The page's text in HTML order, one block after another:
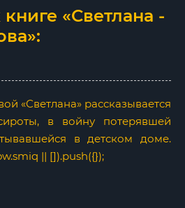
«Светлана -
«Светлана» расска­зывается
в войну поте­рявшей
в детском доме.
|| []).push({});